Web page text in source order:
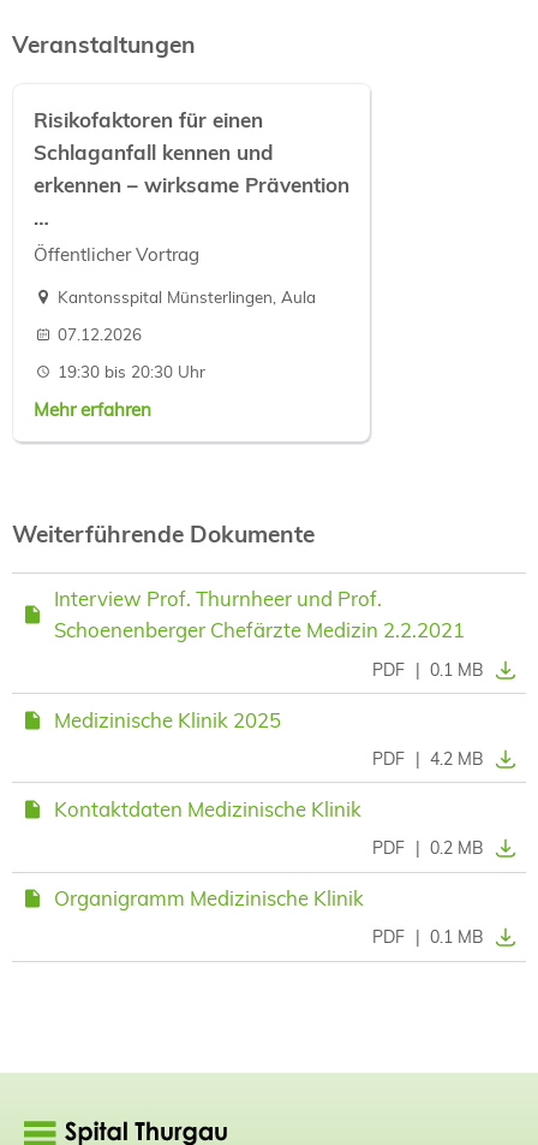
Veranstaltungen
Risikofaktoren für einen
Schlaganfall kennen und
erkennen – wirksame Prävention
…
Öffentlicher Vortrag
Kantonsspital Münsterlingen, Aula
07.12.2026
19:30 bis 20:30 Uhr
Mehr erfahren
Weiterführende Dokumente
Interview Prof. Thurnheer und Prof.
Schoenenberger Chefärzte Medizin 2.2.2021
PDF | 0.1 MB
Medizinische Klinik 2025
PDF | 4.2 MB
Kontaktdaten Medizinische Klinik
PDF | 0.2 MB
Organigramm Medizinische Klinik
PDF | 0.1 MB